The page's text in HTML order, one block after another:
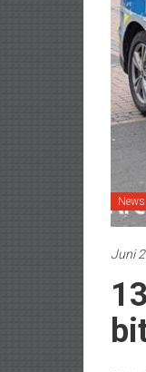
News
Juni